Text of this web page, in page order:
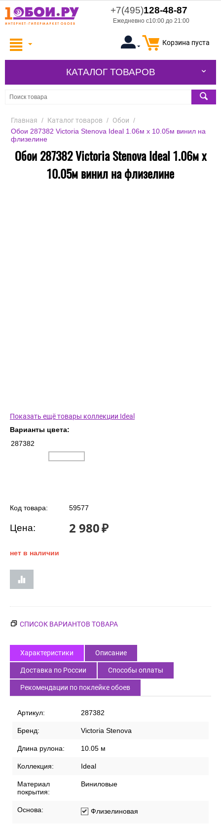
+7(495)128-48-87
Ежедневно с10:00 до 21:00
Корзина пуста
КАТАЛОГ ТОВАРОВ
Главная / Каталог товаров / Обои /
Обои 287382 Victoria Stenova Ideal 1.06м x 10.05м винил на
флизелине
Обои 287382 Victoria Stenova Ideal 1.06м x
10.05м винил на флизелине
Показать ещё товары коллекции Ideal
Варианты цвета:
287382
Код товара: 59577
Цена: 2 980₽
нет в наличии
СПИСОК ВАРИАНТОВ ТОВАРА
Характеристики Описание
Доставка по России Способы оплаты
Рекомендации по поклейке обоев
Артикул: 287382
Бренд: Victoria Stenova
Длина рулона: 10.05 м
Коллекция: Ideal
Материал
покрытия:
Виниловые
Основа: Флизелиновая